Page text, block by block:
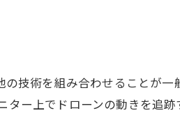
技術を組み合わせることが
ー上でドローンの動きを追